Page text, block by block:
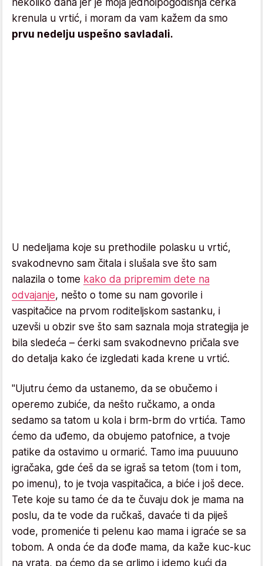
krenula u vrtić, i moram da vam kažem da smo
prvu nedelju uspešno savladali.
U nedeljama koje su prethodile polasku u vrtić,
svakodnevno sam čitala i slušala sve što sam
nalazila o tome kako da pripremim dete na
odvajanje, nešto o tome su nam govorile i
vaspitačice na prvom roditeljskom sastanku, i
uzevši u obzir sve što sam saznala moja strategija je
bila sledeća – ćerki sam svakodnevno pričala sve
do detalja kako će izgledati kada krene u vrtić.
"Ujutru ćemo da ustanemo, da se obučemo i
operemo zubiće, da nešto ručkamo, a onda
sedamo sa tatom u kola i brm-brm do vrtića. Tamo
ćemo da uđemo, da obujemo patofnice, a tvoje
patike da ostavimo u ormarić. Tamo ima puuuuno
igračaka, gde ćeš da se igraš sa tetom (tom i tom,
po imenu), to je tvoja vaspitačica, a biće i još dece.
Tete koje su tamo će da te čuvaju dok je mama na
poslu, da te vode da ručkaš, davaće ti da piješ
vode, promeniće ti pelenu kao mama i igraće se sa
tobom. A onda će da dođe mama, da kaže kuc-kuc
na vrata, pa ćemo da se grlimo i idemo kući da